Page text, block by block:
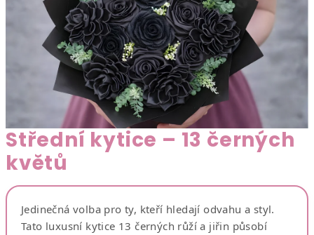
Střední kytice – 13 černých
květů
Jedinečná volba pro ty, kteří hledají odvahu a styl.
Tato luxusní kytice 13 černých růží a jiřin působí